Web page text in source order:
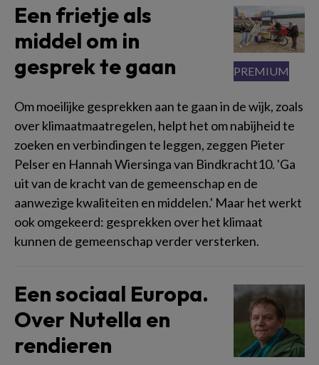
Een frietje als
middel om in
gesprek te gaan
Om moeilijke gesprekken aan te gaan in de wijk, zoals
over klimaatmaatregelen, helpt het om nabijheid te
zoeken en verbindingen te leggen, zeggen Pieter
Pelser en Hannah Wiersinga van Bindkracht10. 'Ga
uit van de kracht van de gemeenschap en de
aanwezige kwaliteiten en middelen.' Maar het werkt
ook omgekeerd: gesprekken over het klimaat
kunnen de gemeenschap verder versterken.
Een sociaal Europa.
Over Nutella en
rendieren